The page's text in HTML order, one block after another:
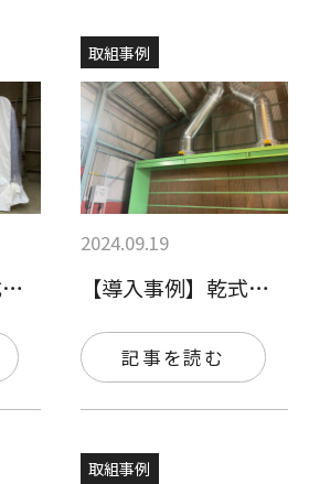
【導入事例】乾式ブースの導入
取組事例
2024.09.19
【導入事例】乾式ブースの導入、塗料の切り…
記事を読む
取組事例